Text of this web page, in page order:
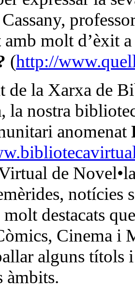
molt d’èxit
(http://
de la Xarxa de
la nostra
anomenat
de
notícies
molt destacats
Cinema i
alguns títols
àmbits.